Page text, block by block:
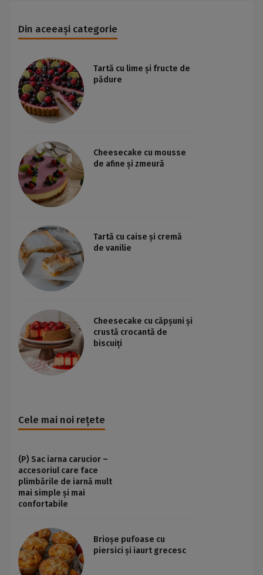
Din aceeași categorie
Tartă cu lime și fructe de
pădure
Cheesecake cu mousse
de afine și zmeură
Tartă cu caise și cremă
de vanilie
Cheesecake cu căpșuni și
crustă crocantă de
biscuiți
Cele mai noi rețete
(P) Sac iarna carucior –
accesoriul care face
plimbările de iarnă mult
mai simple și mai
confortabile
Brioșe pufoase cu
piersici și iaurt grecesc